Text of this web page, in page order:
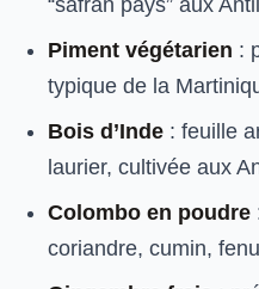
Piment végétarien :
typique de la
Bois d’Inde : feuille
laurier, cultivée aux
Colombo en poudre
coriandre, cumin,